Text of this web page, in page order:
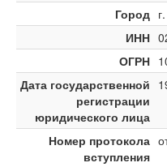
Город
ИНН
ОГРН
Дата государственной
регистрации
юридического лица
Номер протокола
вступления